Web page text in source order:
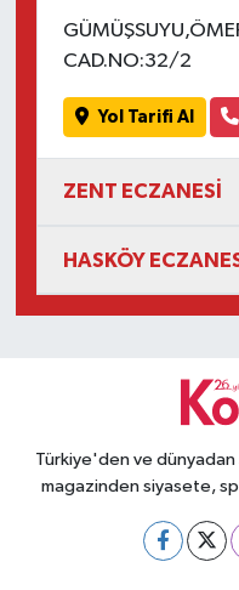
CAD.NO:32/2
Yol Tarifi Al
ZENT ECZANESİ
HASKÖY
Türkiye'den ve dünyadan
magazinden siyasete,